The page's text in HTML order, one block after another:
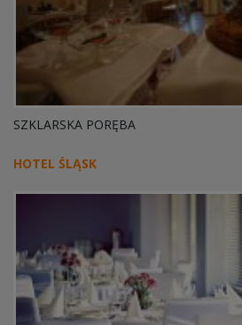
SZKLARSKA PORĘBA
HOTEL ŚLĄSK